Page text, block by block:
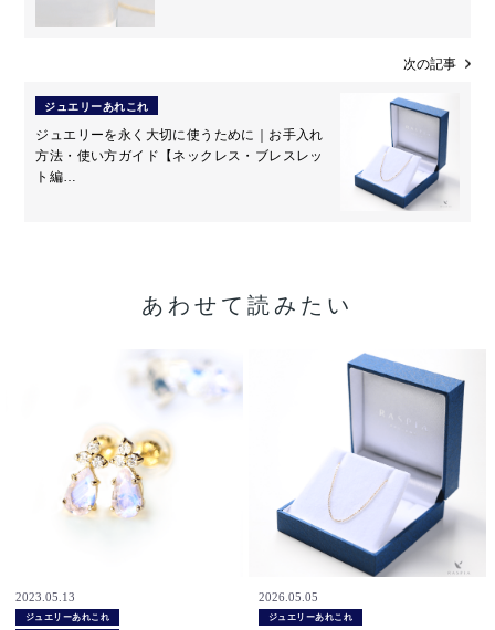
次の記事
ジュエリーあれこれ
ジュエリーを永く大切に使うために｜お手入れ
方法・使い方ガイド【ネックレス・ブレスレッ
ト編…
あわせて読みたい
2023.05.13
ジュエリーあれこれ
2026.05.05
ジュエリーあれこれ